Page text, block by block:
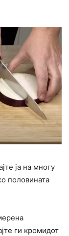
ја на многу
половината
ги кромидот